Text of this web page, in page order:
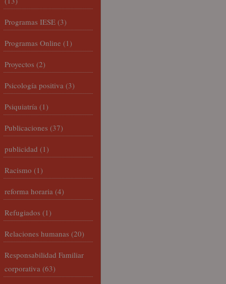
Programas IESE (3)
Programas Online (1)
Proyectos (2)
Psicología positiva (3)
Psiquiatría (1)
Publicaciones (37)
publicidad (1)
Racismo (1)
reforma horaria (4)
Refugiados (1)
Relaciones humanas (20)
Responsabilidad Familiar
corporativa (63)